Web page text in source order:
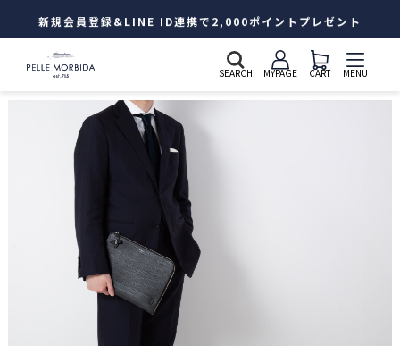
新規会員登録&LINE ID連携で2,000ポイントプレゼント
SEARCH MYPAGE CART MENU